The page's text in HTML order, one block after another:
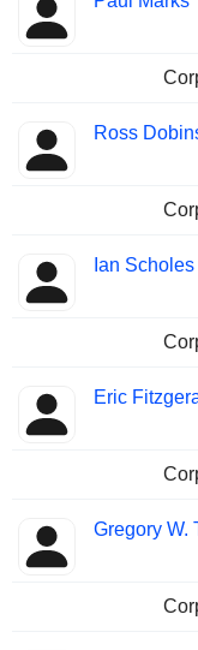
Ross
Ian Scholes
Eric
Gregory W.